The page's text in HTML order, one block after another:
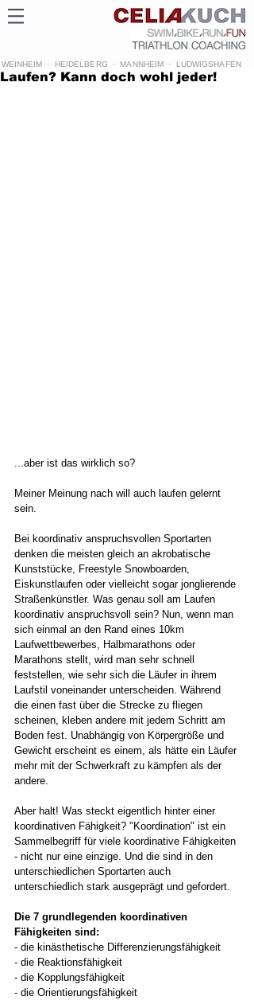
WEINHEIM · HEIDELBERG · MANNHEIM · LUDWIGSHAFEN
Laufen? Kann doch wohl jeder!
...aber ist das wirklich so?
Meiner Meinung nach will auch laufen gelernt
sein.
Bei koordinativ anspruchsvollen Sportarten
denken die meisten gleich an akrobatische
Kunststücke, Freestyle Snowboarden,
Eiskunstlaufen oder vielleicht sogar jonglierende
Straßenkünstler. Was genau soll am Laufen
koordinativ anspruchsvoll sein? Nun, wenn man
sich einmal an den Rand eines 10km
Laufwettbewerbes, Halbmarathons oder
Marathons stellt, wird man sehr schnell
feststellen, wie sehr sich die Läufer in ihrem
Laufstil voneinander unterscheiden. Während
die einen fast über die Strecke zu fliegen
scheinen, kleben andere mit jedem Schritt am
Boden fest. Unabhängig von Körpergröße und
Gewicht erscheint es einem, als hätte ein Läufer
mehr mit der Schwerkraft zu kämpfen als der
andere.
Aber halt! Was steckt eigentlich hinter einer
koordinativen Fähigkeit? "Koordination" ist ein
Sammelbegriff für viele koordinative Fähigkeiten
- nicht nur eine einzige. Und die sind in den
unterschiedlichen Sportarten auch
unterschiedlich stark ausgeprägt und gefordert.
Die 7 grundlegenden koordinativen
Fähigkeiten sind:
- die kinästhetische Differenzierungsfähigkeit
- die Reaktionsfähigkeit
- die Kopplungsfähigkeit
- die Orientierungsfähigkeit